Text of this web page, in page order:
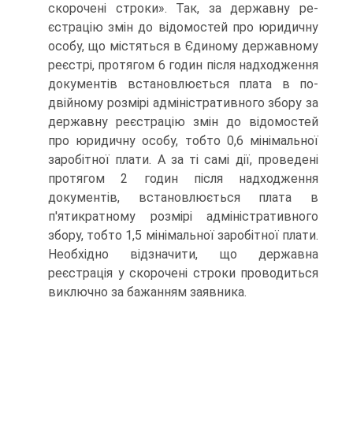
скорочені строки». Так, за державну ре­
єстрацію змін до відомостей про юридичну
особу, що міс­тяться в Єдиному державному
реєстрі, протягом 6 годин після надходження
документів встановлюється плата в по­
двійному розмірі адміністративного збору за
державну ре­єстрацію змін до відомостей
про юридичну особу, тобто 0,6 мінімальної
заробітної плати. А за ті самі дії, проведені
про­тягом 2 годин після надходження
документів, встановлюєть­ся плата в
п'ятикратному розмірі адміністративного
збору, тобто 1,5 мінімальної заробітної плати.
Необхідно відзначи­ти, що державна
реєстрація у скорочені строки проводиться
виключно за бажанням заявника.